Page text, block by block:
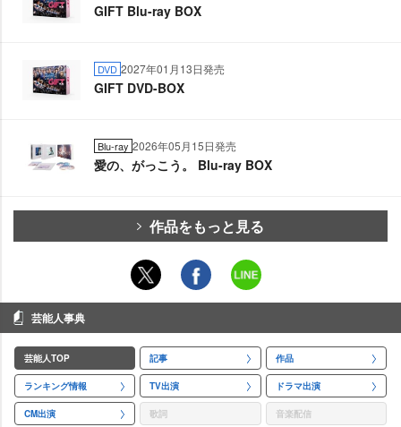
GIFT Blu-ray BOX
DVD 2027年01月13日発売
GIFT DVD-BOX
Blu-ray 2026年05月15日発売
愛の、がっこう。 Blu-ray BOX
作品をもっと見る
芸能人事典
芸能人TOP 記事 作品
ランキング情報 TV出演 ドラマ出演
CM出演 歌詞 音楽配信